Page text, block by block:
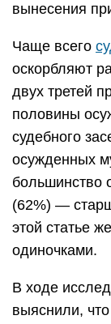
вынесения
Чаще всего
оскорбляют
двух третей
половины
судебного
осужденных
большинство
(62%) —
этой статье
одиночками.
В ходе
выяснили,